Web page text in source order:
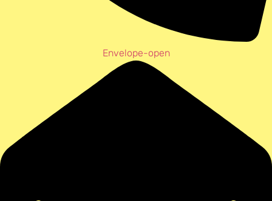
Envelope-open